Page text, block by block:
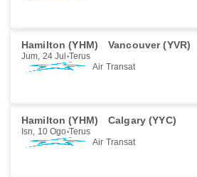
Hamilton (YHM) Vancouver (YVR)
Jum, 24 Jul Terus
Air Transat
Hamilton (YHM) Calgary (YYC)
Isn, 10 Ogo Terus
Air Transat